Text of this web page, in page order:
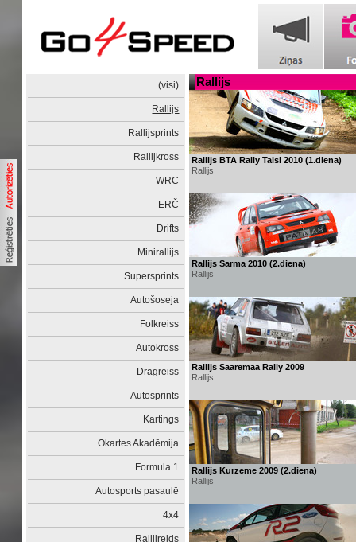
(visi)
Rallijs
Rallijsprints
Rallijkross
WRC
ERČ
Drifts
Minirallijs
Supersprints
Autošoseja
Folkreiss
Autokross
Dragreiss
Autosprints
Kartings
Okartes Akadēmija
Formula 1
Autosports pasaulē
4x4
Rallijreids
Rallijs
Rallijs BTA Rally Talsi 2010 (1.diena)
Rallijs
Rallijs Sarma 2010 (2.diena)
Rallijs
Rallijs Saaremaa Rally 2009
Rallijs
Rallijs Kurzeme 2009 (2.diena)
Rallijs